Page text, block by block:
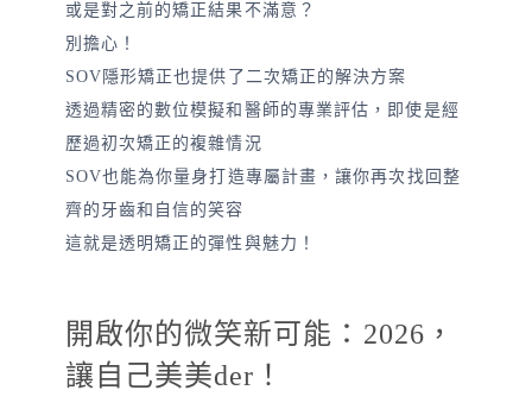
或是對之前的矯正結果不滿意？
別擔心！
SOV隱形矯正也提供了二次矯正的解決方案
透過精密的數位模擬和醫師的專業評估，即使是經
歷過初次矯正的複雜情況
SOV也能為你量身打造專屬計畫，讓你再次找回整
齊的牙齒和自信的笑容
這就是透明矯正的彈性與魅力！
開啟你的微笑新可能：2026，
讓自己美美der！